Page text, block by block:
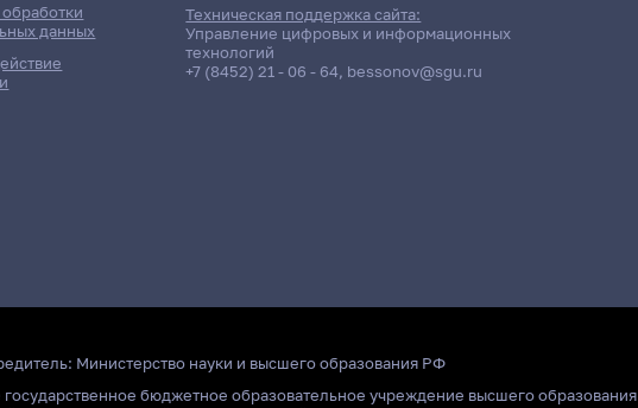
данных
Техническая поддержка сайта:
Управление цифровых и информационных
технологий
+7 (8452) 21 - 06 - 64, bessonov@sgu.ru
Министерство науки и высшего образования РФ
бюджетное образовательное учреждение высшего образования